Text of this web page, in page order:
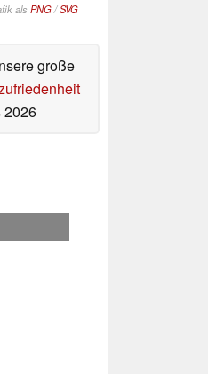
als PNG/SVG
große
2026